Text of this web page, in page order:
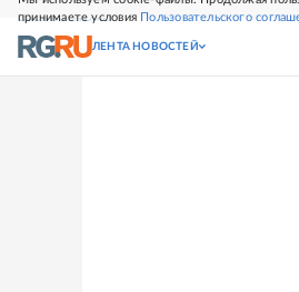
принимаете условия Пользовательского
СВЕЖИЙ НОМЕР
ЛЕНТА НОВОСТЕЙ